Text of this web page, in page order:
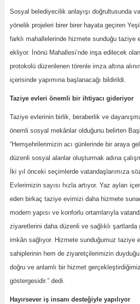
Sosyal belediyecilik anlayışı doğrultusunda
yönelik projeleri birer birer hayata geçiren
farklı mahallelerinde hizmete sunduğu taziye
ekliyor. İnönü Mahallesi’nde inşa edilecek
protokolü düzenlenen törenle imza altına
içerisinde yapımına başlanacağı bildirildi.
Taziye evleri önemli bir ihtiyacı gideriyor
Taziye evlerinin birlik, beraberlik ve
önemli sosyal mekânlar olduğunu belirten
“Hemşehrilerimizin acı günlerinde bir araya
düzenli sosyal alanlar oluşturmak adına
İki yıl önceki seçimlerde vatandaşlarımıza
Evlerimizin sayısı hızla artıyor. Yaz ayları
eden birkaç taziye evimizi daha hizmete
modern yapısı ve konforlu ortamlarıyla
ziyaretlerini daha düzenli ve sağlıklı
imkân sağlıyor. Hizmete sunduğumuz taziye
sahiplerinin hem de ziyaretçilerimizin
doğru ve anlamlı bir hizmet
göstergesidir.” dedi.
Hayırsever iş insanı desteğiyle yapılıyor